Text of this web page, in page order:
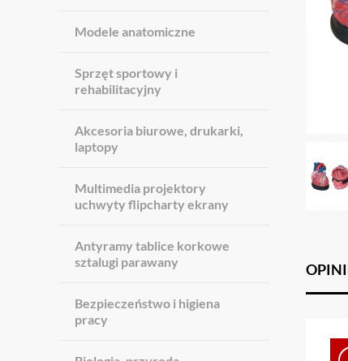
Modele anatomiczne
Sprzęt sportowy i
rehabilitacyjny
Akcesoria biurowe, drukarki,
laptopy
Multimedia projektory
uchwyty flipcharty ekrany
Antyramy tablice korkowe
sztalugi parawany
Bezpieczeństwo i higiena
pracy